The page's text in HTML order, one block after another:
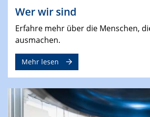
Wer wir sind
Erfahre mehr über die Menschen,
ausmachen.
Mehr lesen